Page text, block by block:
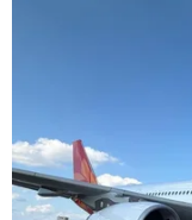
đang vững bước
dọc theo chiều dài